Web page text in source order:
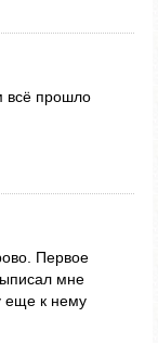
всё прошло
Первое
мне
еще к нему